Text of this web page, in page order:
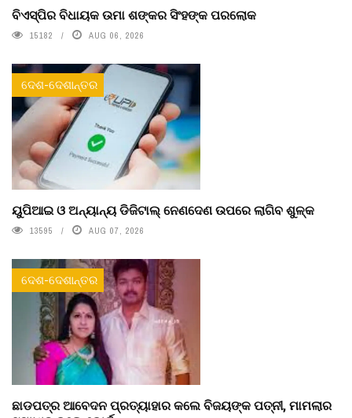
ବିଏସ୍‌ପିର ବିଧାୟକ ଉମା ଶଙ୍କର ସିଂହଙ୍କ ପରଲୋକ
15182 AUG 06, 2026
ଦେଶ-ଦେଶାନ୍ତର
ୟୁପିଆଇ ଓ ଅନ୍ୟାନ୍ୟ ଡିଜିଟାଲ୍ ନେଣଦେଣ ଉପରେ ଲାଗିବ ଶୁଳ୍କ
13595 AUG 07, 2026
ଦେଶ-ଦେଶାନ୍ତର
ଛାଡପତ୍ର ଆବେଦନ ପ୍ରତ୍ୟାହାର କଲେ ବିଜୟଙ୍କ ପତ୍ନୀ, ମାମଲାର